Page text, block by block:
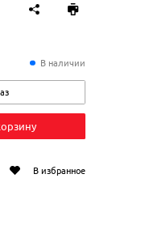
В наличии
В избранное